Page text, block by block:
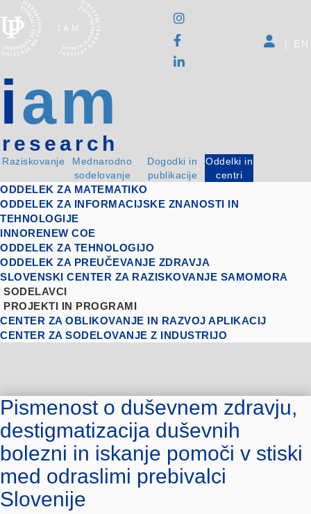
iam
research
Raziskovanje
Mednarodno
sodelovanje
Dogodki in
publikacije
Oddelki in
centri
| EN
ODDELEK ZA MATEMATIKO
ODDELEK ZA INFORMACIJSKE ZNANOSTI IN
TEHNOLOGIJE
INNORENEW COE
ODDELEK ZA TEHNOLOGIJO
ODDELEK ZA PREUČEVANJE ZDRAVJA
SLOVENSKI CENTER ZA RAZISKOVANJE SAMOMORA
SODELAVCI
PROJEKTI IN PROGRAMI
CENTER ZA OBLIKOVANJE IN RAZVOJ APLIKACIJ
CENTER ZA SODELOVANJE Z INDUSTRIJO
Pismenost o duševnem zdravju,
destigmatizacija duševnih
bolezni in iskanje pomoči v stiski
med odraslimi prebivalci
Slovenije